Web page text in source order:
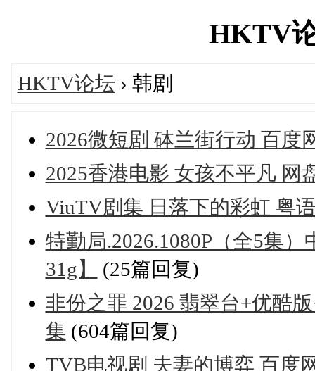
HKTV
HKTV论坛 › 韩剧
2026微短剧 砵兰街行动 百度
2025香港电影 女孩不平凡 网
ViuTV剧集 日落下的彩虹 粤
特勤局.2026.1080P（全5集
31g】
(25篇回复)
非份之罪 2026 翡翠台+优酷
集 (604篇回复)
TVB电视剧 夫妻的博弈 百度